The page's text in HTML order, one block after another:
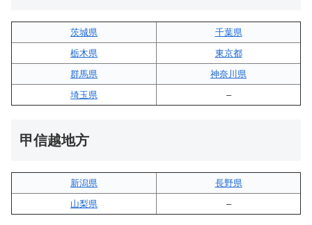
茨城県
千葉県
栃木県
東京都
群馬県
神奈川県
埼玉県
–
甲信越地方
新潟県
長野県
山梨県
–